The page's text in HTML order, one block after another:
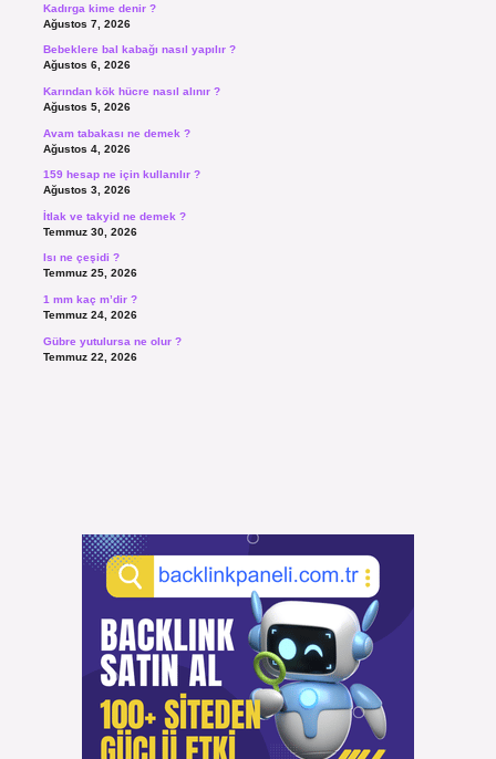
Kadırga kime denir ?
Ağustos 7, 2026
Bebeklere bal kabağı nasıl yapılır ?
Ağustos 6, 2026
Karından kök hücre nasıl alınır ?
Ağustos 5, 2026
Avam tabakası ne demek ?
Ağustos 4, 2026
159 hesap ne için kullanılır ?
Ağustos 3, 2026
İtlak ve takyid ne demek ?
Temmuz 30, 2026
Isı ne çeşidi ?
Temmuz 25, 2026
1 mm kaç m’dir ?
Temmuz 24, 2026
Gübre yutulursa ne olur ?
Temmuz 22, 2026